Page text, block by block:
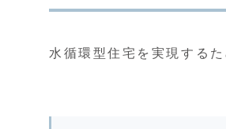
水循環型住宅を実現する